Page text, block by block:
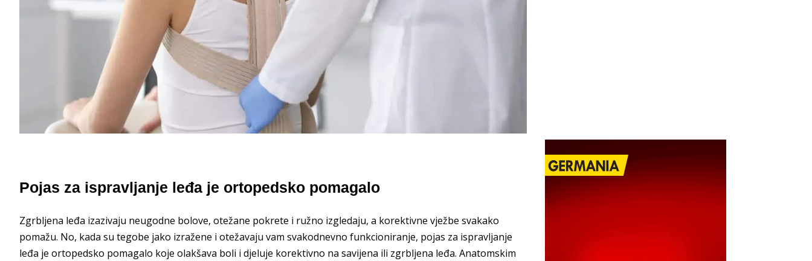
Pojas za ispravljanje leđa je ortopedsko pomagalo
Zgrbljena leđa izazivaju neugodne bolove, otežane pokrete i ružno izgledaju, a korektivne vježbe svakako
pomažu. No, kada su tegobe jako izražene i otežavaju vam svakodnevno funkcioniranje, pojas za ispravljanje
leđa je ortopedsko pomagalo koje olakšava boli i djeluje korektivno na savijena ili zgrbljena leđa. Anatomskim